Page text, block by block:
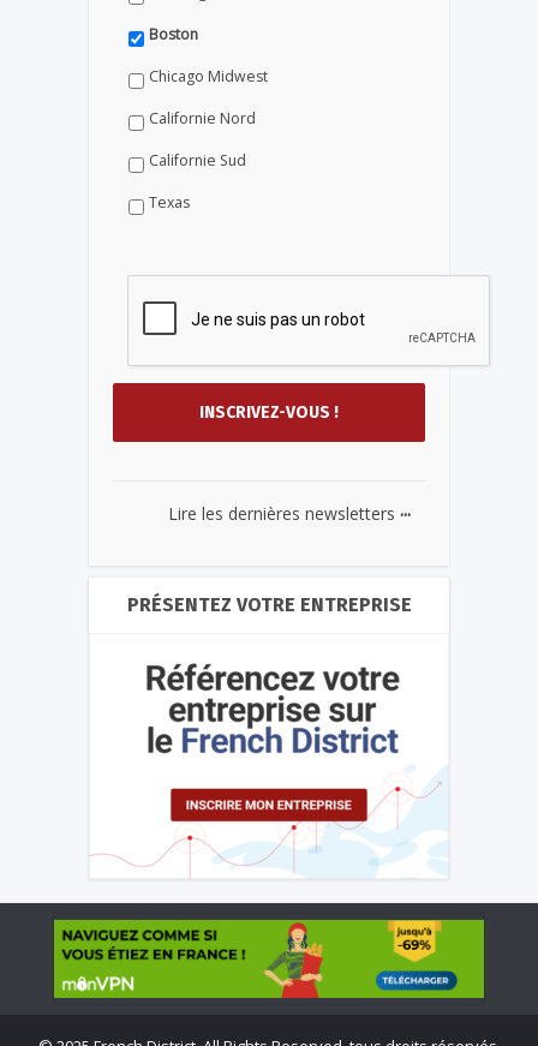
Boston
Chicago Midwest
Californie Nord
Californie Sud
Texas
Lire les dernières newsletters ...
PRÉSENTEZ VOTRE ENTREPRISE